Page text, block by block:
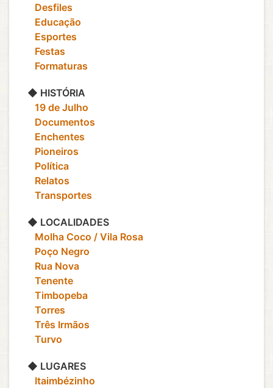
‎ ‎ ‎ Desfiles
‎ ‎ ‎ Educação
‎ ‎ ‎ Esportes
‎ ‎ ‎ Festas
‎ ‎ ‎ Formaturas
◆ HISTÓRIA
‎ ‎ ‎ 19 de Julho
‎ ‎ ‎ Documentos
‎ ‎ ‎ Enchentes
‎ ‎ ‎ Pioneiros
‎ ‎ ‎ Política
‎ ‎ ‎ Relatos
‎ ‎ ‎ Transportes
◆ LOCALIDADES
‎ ‎ ‎ Molha Coco / Vila Rosa
‎ ‎ ‎ Poço Negro
‎ ‎ ‎ Rua Nova
‎ ‎ ‎ Tenente
‎ ‎ ‎ Timbopeba
‎ ‎ ‎ Torres
‎ ‎ ‎ Três Irmãos
‎ ‎ ‎ Turvo
◆ LUGARES
‎ ‎ ‎ Itaimbézinho